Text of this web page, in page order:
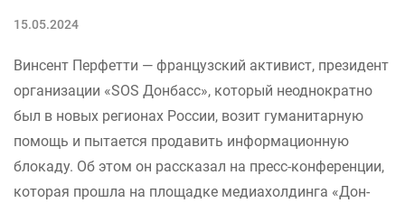
15.05.2024
Винсент Перфетти — французский активист, президент
организации «SOS Донбасс», который неоднократно
был в новых регионах России, возит гуманитарную
помощь и пытается продавить информационную
блокаду. Об этом он рассказал на пресс-конференции,
которая прошла на площадке медиахолдинга «Дон-